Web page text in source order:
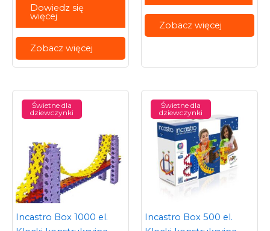
Dowiedz się
więcej
Zobacz więcej
Zobacz więcej
Świetne dla
dziewczynki
Incastro Box 1000 el.
Świetne dla
dziewczynki
Incastro Box 500 el.